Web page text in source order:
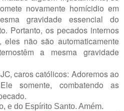
novamente homícidio em
gravidade essencial do
Portanto, os pecados internos
não são automaticamente
a mesma gravidade
caros católicos: Adoremos ao
somente, combatendo as
e do Espírito Santo. Amém.